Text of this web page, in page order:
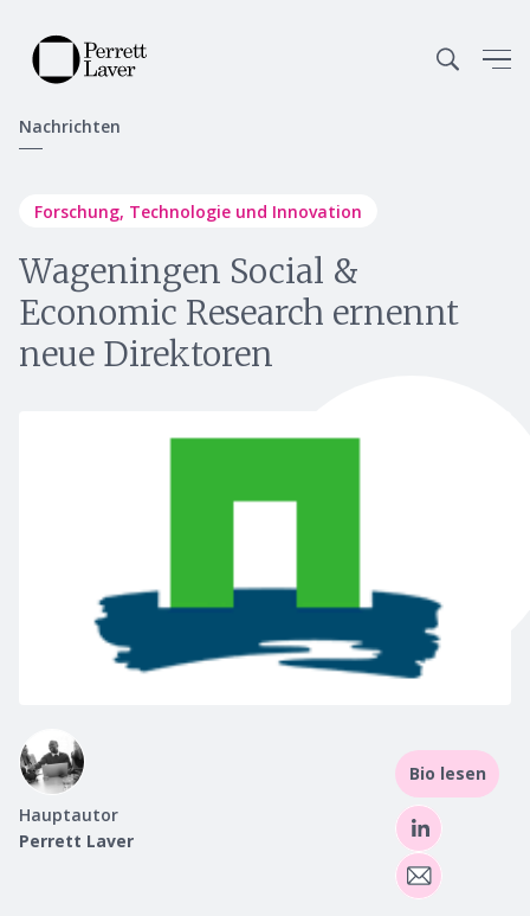
Nachrichten
Forschung, Technologie und Innovation
Wageningen Social &
Economic Research ernennt
neue Direktoren
Hauptautor
Perrett Laver
Bio lesen